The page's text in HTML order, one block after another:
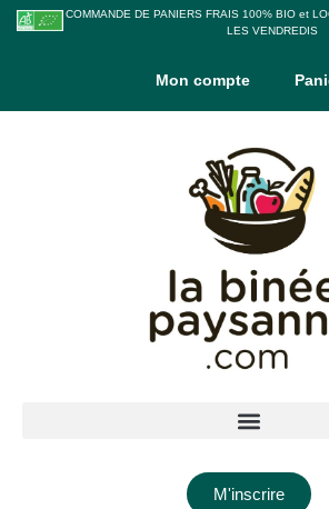
COMMANDE DE PANIERS FRAIS 100% BIO et
LES VENDREDIS
Mon compte
M'inscrire